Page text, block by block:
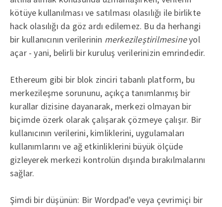
kötüye kullanılması ve satılması olasılığı ile birlikte
hack olasılığı da göz ardı edilemez. Bu da herhangi
bir kullanıcının verilerinin merkezileştirilmesineyol
açar - yani, belirli bir kuruluş verilerinizin emrindedir.
Ethereum gibi bir blok zinciri tabanlı platform, bu
merkezileşme sorununu, açıkça tanımlanmış bir
kurallar dizisine dayanarak, merkezi olmayan bir
biçimde özerk olarak çalışarak çözmeye çalışır. Bir
kullanıcının verilerini, kimliklerini, uygulamaları
kullanımlarını ve ağ etkinliklerini büyük ölçüde
gizleyerek merkezi kontrolün dışında bırakılmalarını
sağlar.
Şimdi bir düşünün: Bir Wordpad'e veya çevrimiçi bir